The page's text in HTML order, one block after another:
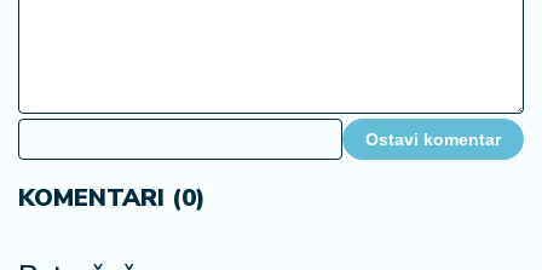
Ostavi komentar
KOMENTARI (0)